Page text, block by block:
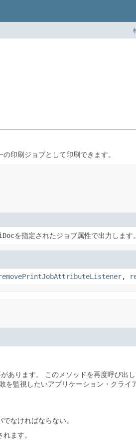
印刷ジョブとして印刷できます。
を指定されたジョブ属性で出力します。
,
あります。
このメソッドを再度呼び出
を監視したいアプリケーション・クライ
なければならない。
ます。